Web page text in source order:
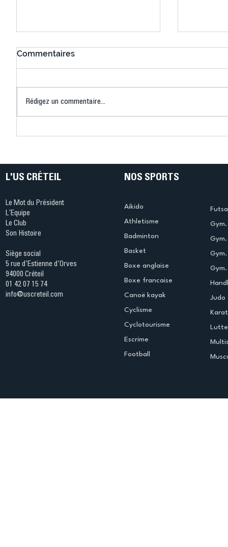
Commentaires
Rédigez un commentaire...
L'US CRÉTEIL
Le Mot du Président
L'Equipe
Le Club
Son Histoire
Siège social
5 rue d'Estienne d'Orves
94000 Créteil
01 42 07 15 74
info@uscreteil.com
NOS SPORTS
Aikido
Athletisme
Badminton
Basket
Boxe anglaise
Boxe francaise
Canoë kayak
Cyclisme
Cyclotourisme
Escrime
Football
Judo
Lutte